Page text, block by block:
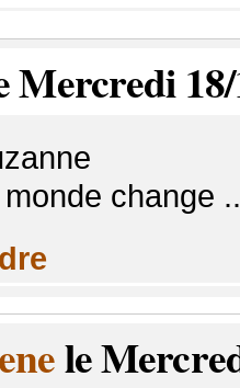
Mercredi 18/
change
le